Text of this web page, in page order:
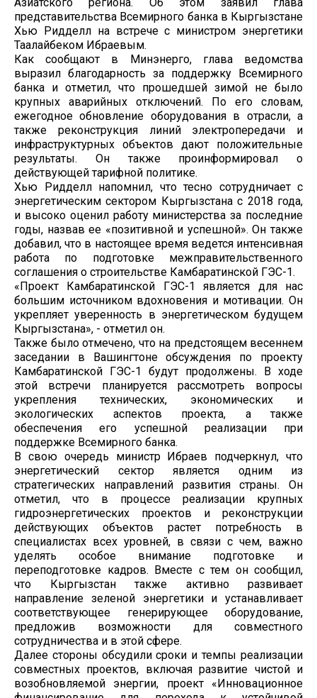
представительства Всемирного банка в Кыргызстане
Хью Ридделл на встрече с министром энергетики
Таалайбеком Ибраевым.
Как сообщают в Минэнерго, глава ведомства
выразил благодарность за поддержку Всемирного
банка и отметил, что прошедшей зимой не было
крупных аварийных отключений. По его словам,
ежегодное обновление оборудования в отрасли, а
также реконструкция линий электропередачи и
инфраструктурных объектов дают положительные
результаты. Он также проинформировал о
действующей тарифной политике.
Хью Ридделл напомнил, что тесно сотрудничает с
энергетическим сектором Кыргызстана с 2018 года,
и высоко оценил работу министерства за последние
годы, назвав ее «позитивной и успешной». Он также
добавил, что в настоящее время ведется интенсивная
работа по подготовке межправительственного
соглашения о строительстве Камбаратинской ГЭС-1.
«Проект Камбаратинской ГЭС-1 является для нас
большим источником вдохновения и мотивации. Он
укрепляет уверенность в энергетическом будущем
Кыргызстана», - отметил он.
Также было отмечено, что на предстоящем весеннем
заседании в Вашингтоне обсуждения по проекту
Камбаратинской ГЭС-1 будут продолжены. В ходе
этой встречи планируется рассмотреть вопросы
укрепления технических, экономических и
экологических аспектов проекта, а также
обеспечения его успешной реализации при
поддержке Всемирного банка.
В свою очередь министр Ибраев подчеркнул, что
энергетический сектор является одним из
стратегических направлений развития страны. Он
отметил, что в процессе реализации крупных
гидроэнергетических проектов и реконструкции
действующих объектов растет потребность в
специалистах всех уровней, в связи с чем, важно
уделять особое внимание подготовке и
переподготовке кадров. Вместе с тем он сообщил,
что Кыргызстан также активно развивает
направление зеленой энергетики и устанавливает
соответствующее генерирующее оборудование,
предложив возможности для совместного
сотрудничества и в этой сфере.
Далее стороны обсудили сроки и темпы реализации
совместных проектов, включая развитие чистой и
возобновляемой энергии, проект «Инновационное